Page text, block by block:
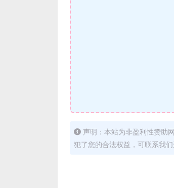
声明：本站为非盈利性赞助
犯了您的合法权益，可联系我们